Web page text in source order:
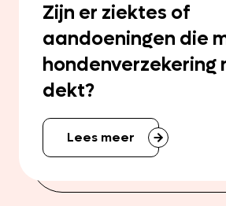
Zijn er ziektes of
aandoeningen die
hondenverzekering
dekt?
Lees meer